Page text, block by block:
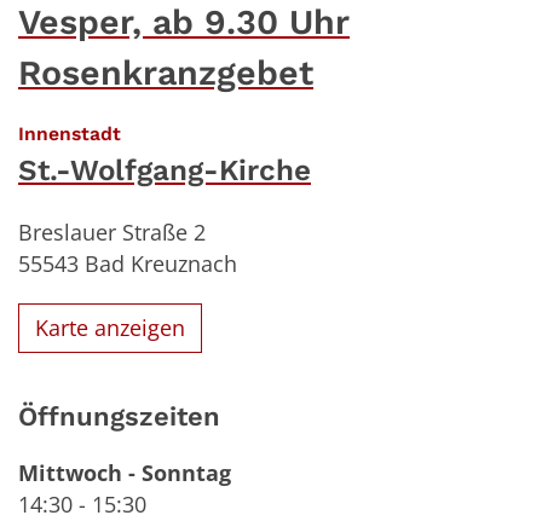
Vesper, ab 9.30 Uhr
Rosenkranzgebet
Innenstadt:
St.-Wolfgang-Kirche
Breslauer Straße 2
55543 Bad Kreuznach
Karte anzeigen
Öffnungszeiten
Mittwoch - Sonntag
14:30 - 15:30